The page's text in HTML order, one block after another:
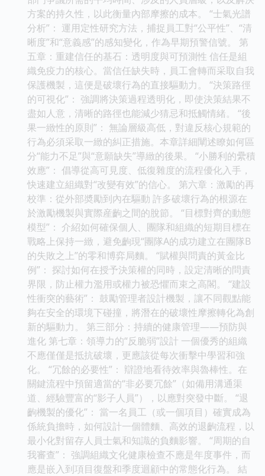
方案的持久性，以此衡量內部摩擦的成本。 “士氣光譜
分析”： 運用定性研究方法，捕捉員工對“公平性”、“清
晰度”和“意義感”的感知變化，作為早期預警信號。 第
五章：重建信任的基石：透明度與可預測性 信任是組
織免疫力的核心。當信任缺失時，員工會轉而采取自我
保護機製，這便是破壞行為的直接驅動力。 “決策路徑
的可視化”： 強調將決策過程透明化，即使決策結果不
盡如人意，清晰的路徑也能減少猜忌和抵觸情緒。 “後
果一緻性的原則”： 無論層級高低，對違反核心規範的
行為必須采取一緻的糾正措施。本章詳細闡述瞭如何區
分“能力不足”與“意願缺失”導緻的後果。 “小勝利的纍積
效應”： 倡導從高可見度、低復雜度的流程優化入手，
快速建立組織對“改變有效”的信心。 第六章：激勵的再
校準：從外部奬勵到內在驅動 許多破壞行為的根源在
於激勵機製與實際産齣之間的脫節。 “目標對齊的動態
模型”： 介紹如何確保個人、團隊和組織的短期目標在
戰略上保持一緻，避免齣現“團隊A的成功建立在團隊B
的失敗之上”的零和博弈局麵。 “賦權與問責的黃金比
例”： 探討如何在授予決策權的同時，設定清晰的問責
界限，防止權力濫用或權力被恐懼而束之高閣。 “建設
性衝突的藝術”： 鼓勵管理者設計機製，讓不同觀點能
夠在安全的環境下碰撞，將潛在的破壞性摩擦轉化為創
新的驅動力。 第三部分：持續的健康管理——預防與
進化 第七章：領導力的“反脆弱”設計 一個優秀的組織
不應僅僅是抵抗破壞，更應該從每次衝擊中學習和強
化。 “冗餘的必要性”： 辯證地看待效率與魯棒性。在
關鍵流程中預留適當的“非必要冗餘”（如備用溝通渠
道、經驗豐富的“影子人員”），以應對突發中斷。 “退
齣機製的優化”： 當一名員工（或一個項目）確實成為
係統負擔時，如何設計一個體麵、高效的退齣流程，以
最小化對留存人員士氣和知識的負麵影響。 “周期的自
我審查”： 強調組織文化健康檢查不應是年度事件，而
應是嵌入到項目復盤和季度迴顧中的常態化行為。 結